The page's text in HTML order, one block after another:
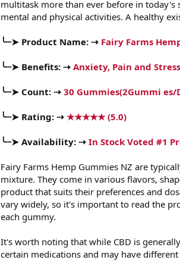
multitask more than ever before in today's
mental and physical activities. A healthy
╰┈➤ Product Name: ⇢ Fairy Farms
╰┈➤ Benefits: ⇢ Anxiety, Pain and Stress
╰┈➤ Count: ⇢ 30 Gummies(2Gummi es/
╰┈➤ Rating: ⇢ ★★★★★(5.0)
╰┈➤ Availability: ⇢ In Stock Voted #1
Fairy Farms Hemp Gummies NZ are
mixture. They come in various flavors,
product that suits their preferences and
vary widely, so it's important to read the
each gummy.
It's worth noting that while CBD is
certain medications and may have